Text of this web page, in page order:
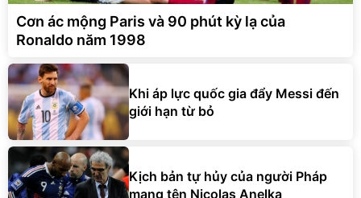
Cơn ác mộng Paris và 90 phút kỳ lạ của
Ronaldo năm 1998
Khi áp lực quốc gia đẩy Messi đến
giới hạn từ bỏ
Kịch bản tự hủy của người Pháp
mang tên Nicolas Anelka